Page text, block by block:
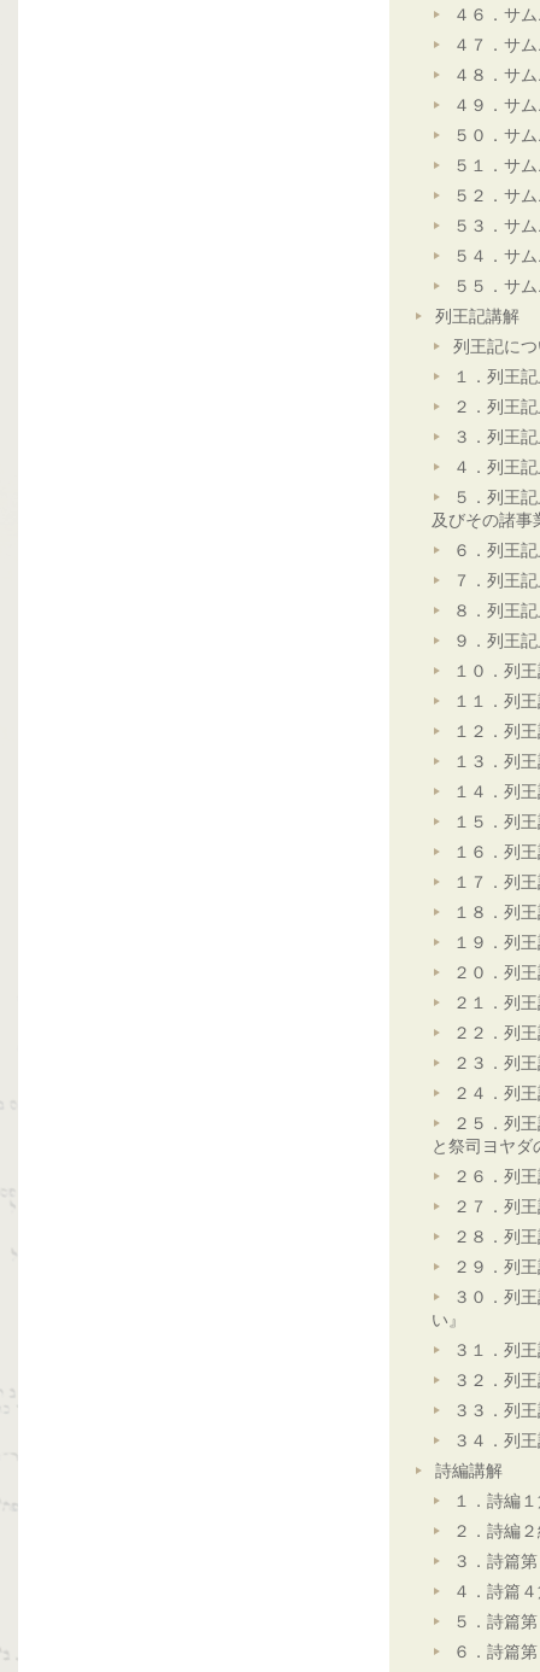
４６．サ
４７．サ
４８．サ
４９．サ
５０．サ
５１．サ
５２．サ
５３．サ
５４．サ
５５．サ
列王記講解
列王記に
１．列王
２．列王
３．列王
４．列王
５．列王
及びその諸事
６．列王
７．列王
８．列王
９．列王
１０．列
１１．列
１２．列
１３．列
１４．列
１５．列
１６．列
１７．列
１８．列
１９．列
２０．列
２１．列
２２．列
２３．列
２４．列
２５．列
と祭司ヨヤダ
２６．列
２７．列
２８．列
２９．列
３０．列
い』
３１．列
３２．列
３３．列
３４．列
詩編講解
１．詩編
２．詩編
３．詩篇
４．詩篇
５．詩篇
６．詩篇